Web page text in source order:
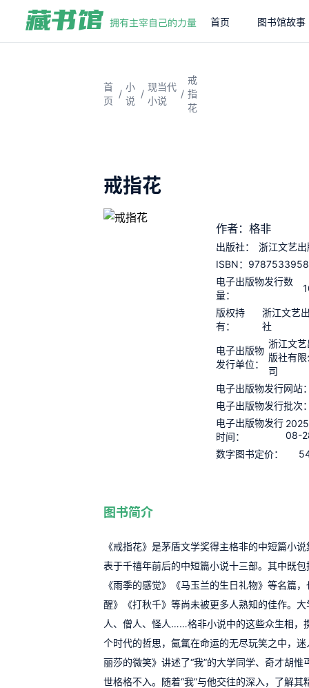
首页 图书馆故事
首
页
/
小
说
/
现当代
小说
/
戒
指
花
戒指花
作者：格非
出版社：
浙江文艺
ISBN：
电子出版物发行数
量：
版权持
有：
浙江文艺
社
电子出版物
发行单位：
浙江文艺
版社有
司
电子出版物发行网站
电子出版物发行批次
电子出版物发行
时间：
08-
数字图书定价：
图书简介
《戒指花》是茅盾文学奖得主格非的中短篇小
表于千禧年前后的中短篇小说十三部。其中既
《雨季的感觉》《马玉兰的生日礼物》等名篇
醒》《打秋千》等尚未被更多人熟知的佳作。
人、僧人、怪人……格非小说中的这些众生相，
个时代的哲思，氤氲在命运的无尽玩笑之中，
丽莎的微笑》讲述了“我”的大学同学、奇才胡惟
世格格不入。随着“我”与他交往的深入，了解其